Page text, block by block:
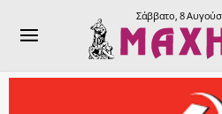
Σάββατο, 8